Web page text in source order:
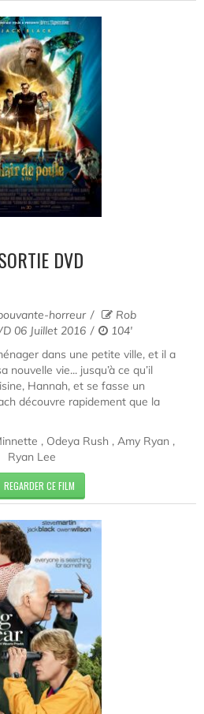
DVD
horreur
Rob
06 Juillet 2016
104'
dans une petite ville, et il a
nouvelle vie... jusqu’à ce qu’il
Hannah, et se fasse un
découvre rapidement que la
, Odeya Rush , Amy Ryan ,
Ryan Lee
REGARDER CE FILM